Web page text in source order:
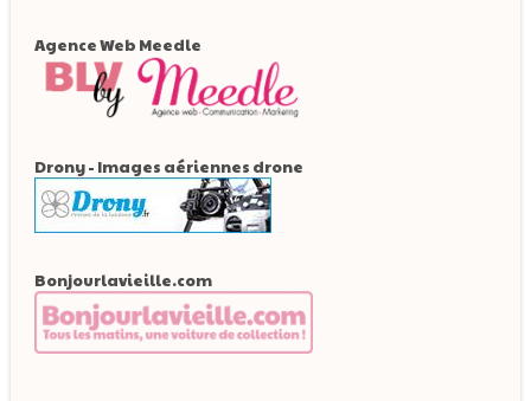
Agence Web Meedle
Drony - Images aériennes drone
Bonjourlavieille.com